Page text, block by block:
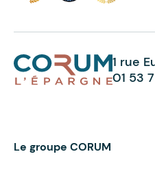
1 rue
01 53
Le groupe CORUM